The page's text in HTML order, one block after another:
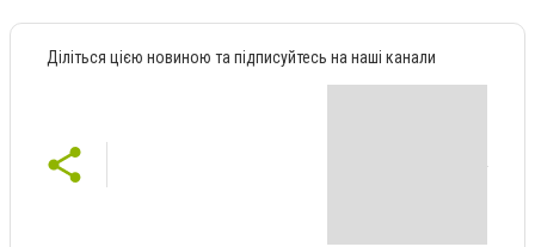
Діліться цією новиною та підписуйтесь на наші канали